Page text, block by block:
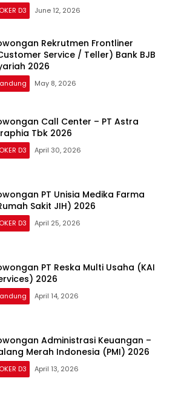
D3 June 12, 2026
Rekrutmen Frontliner
Service / Teller) Bank BJB
2026
May 8, 2026
Call Center – PT Astra
Tbk 2026
D3 April 30, 2026
PT Unisia Medika Farma
Sakit JIH) 2026
D3 April 25, 2026
PT Reska Multi Usaha (KAI
2026
April 14, 2026
Administrasi Keuangan –
Merah Indonesia (PMI) 2026
D3 April 13, 2026